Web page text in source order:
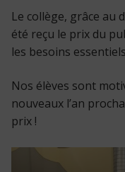
Le collège, grâce au
été reçu le prix du
les besoins
Nos élèves sont
nouveaux l’an
prix !